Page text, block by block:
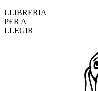
LLIBRERIA
PER A
LLEGIR